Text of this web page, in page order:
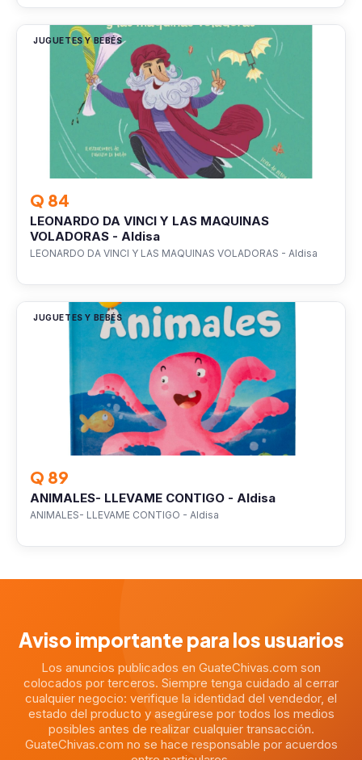
JUGUETES Y BEBÉS
Q 84
LEONARDO DA VINCI Y LAS MAQUINAS
VOLADORAS - Aldisa
LEONARDO DA VINCI Y LAS MAQUINAS VOLADORAS - Aldisa
JUGUETES Y BEBÉS
Q 89
ANIMALES- LLEVAME CONTIGO - Aldisa
ANIMALES- LLEVAME CONTIGO - Aldisa
Aviso importante para los usuarios
Los anuncios publicados en GuateChivas.com son
colocados por terceros. Siempre tenga cuidado al cerrar
cualquier negocio: verifique la identidad del vendedor, el
estado del producto y asegúrese por todos los medios
posibles antes de realizar cualquier transacción.
GuateChivas.com no se hace responsable por acuerdos